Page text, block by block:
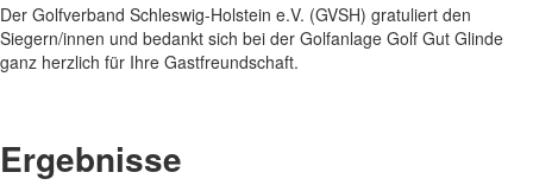
Der Golfverband Schleswig-Holstein e.V. (GVSH) gratuliert den
Siegern/innen und bedankt sich bei der Golfanlage Golf Gut Glinde
ganz herzlich für Ihre Gastfreundschaft.
Ergebnisse